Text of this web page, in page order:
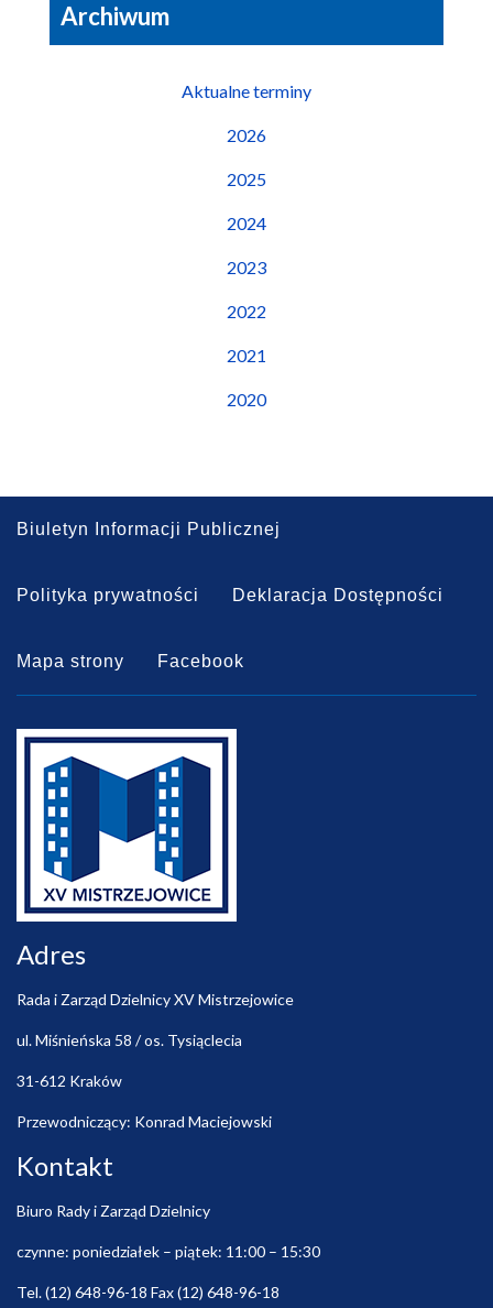
Archiwum
Aktualne terminy
2026
2025
2024
2023
2022
2021
2020
Biuletyn Informacji Publicznej
Polityka prywatności Deklaracja Dostępności
Mapa strony Facebook
Adres
Rada i Zarząd Dzielnicy XV Mistrzejowice
ul. Miśnieńska 58 / os. Tysiąclecia
31-612 Kraków
Przewodniczący: Konrad Maciejowski
Kontakt
Biuro Rady i Zarząd Dzielnicy
czynne: poniedziałek – piątek: 11:00 – 15:30
Tel. (12) 648-96-18 Fax (12) 648-96-18